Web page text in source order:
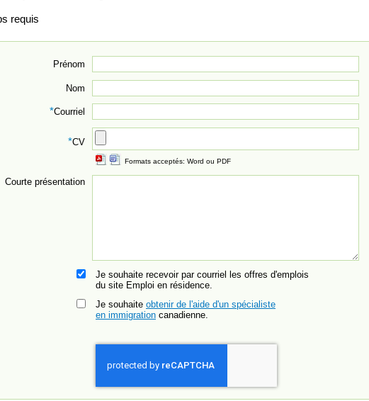
requis
Prénom
Nom
*Courriel
*CV
Formats acceptés: Word ou PDF
Courte présentation
Je souhaite recevoir par courriel les offres d'emplois
du site Emploi en résidence.
Je souhaite obtenir de l'aide d'un spécialiste
en immigration canadienne.